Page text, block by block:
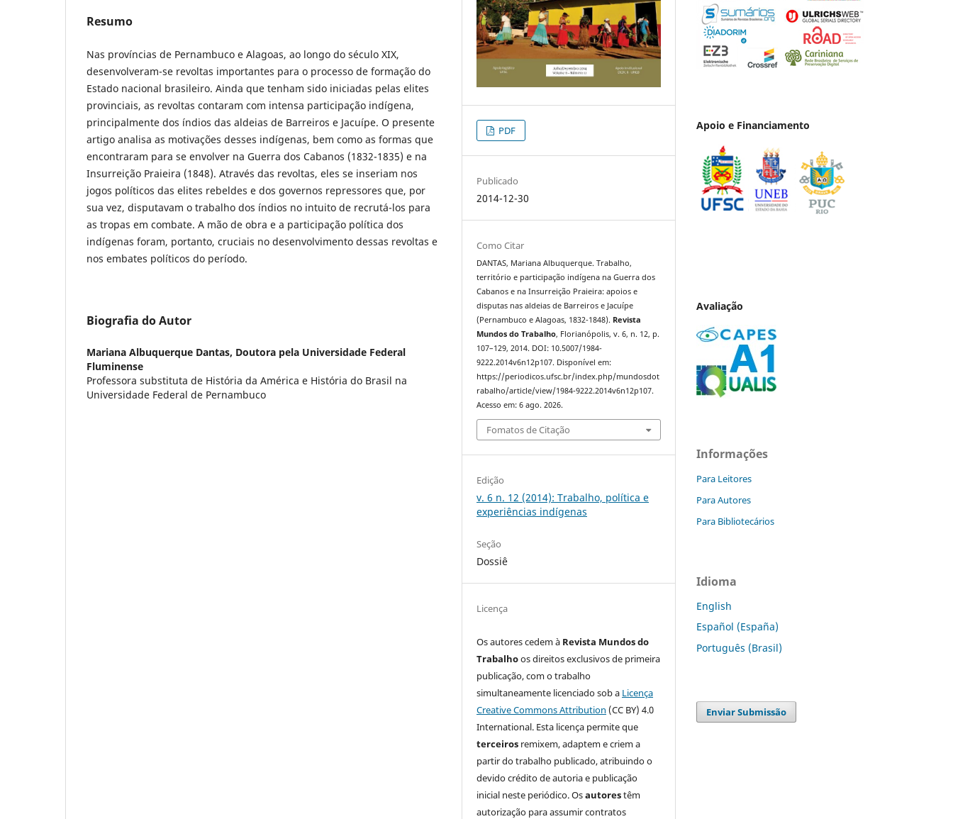
Resumo
Nas províncias de Pernambuco e Alagoas, ao longo do século XIX,
desenvolveram-se revoltas importantes para o processo de formação do
Estado nacional brasileiro. Ainda que tenham sido iniciadas pelas elites
provinciais, as revoltas contaram com intensa participação indígena,
principalmente dos índios das aldeias de Barreiros e Jacuípe. O presente
artigo analisa as motivações desses indígenas, bem como as formas que
encontraram para se envolver na Guerra dos Cabanos (1832-1835) e na
Insurreição Praieira (1848). Através das revoltas, eles se inseriam nos
jogos políticos das elites rebeldes e dos governos repressores que, por
sua vez, disputavam o trabalho dos índios no intuito de recrutá-los para
as tropas em combate. A mão de obra e a participação política dos
indígenas foram, portanto, cruciais no desenvolvimento dessas revoltas e
nos embates políticos do período.
Biografia do Autor
Mariana Albuquerque Dantas, Doutora pela Universidade Federal
Fluminense
Professora substituta de História da América e História do Brasil na
Universidade Federal de Pernambuco
PDF
Publicado
2014-12-30
Como Citar
DANTAS, Mariana Albuquerque. Trabalho,
território e participação indígena na Guerra dos
Cabanos e na Insurreição Praieira: apoios e
disputas nas aldeias de Barreiros e Jacuípe
(Pernambuco e Alagoas, 1832-1848). Revista
Mundos do Trabalho, Florianópolis, v. 6, n. 12, p.
107–129, 2014. DOI: 10.5007/1984-
9222.2014v6n12p107. Disponível em:
https://periodicos.ufsc.br/index.php/mundosdot
rabalho/article/view/1984-9222.2014v6n12p107.
Acesso em: 6 ago. 2026.
Fomatos de Citação
Edição
v. 6 n. 12 (2014): Trabalho, política e
experiências indígenas
Seção
Dossiê
Licença
Os autores cedem à Revista Mundos do
Trabalhoos direitos exclusivos de primeira
publicação, com o trabalho
simultaneamente licenciado sob a Licença
Creative Commons Attribution (CC BY) 4.0
International. Esta licença permite que
terceiros remixem, adaptem e criem a
partir do trabalho publicado, atribuindo o
devido crédito de autoria e publicação
inicial neste periódico. Osautorestêm
autorização para assumir contratos
Apoio e Financiamento
Avaliação
Informações
Para Leitores
Para Autores
Para Bibliotecários
Idioma
English
Español (España)
Português (Brasil)
Enviar Submissão